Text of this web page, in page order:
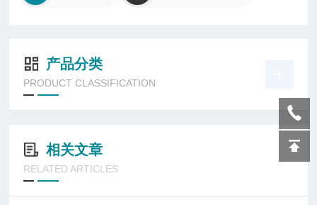
产品分类
PRODUCT CLASSIFICATION
相关文章
RELATED ARTICLES